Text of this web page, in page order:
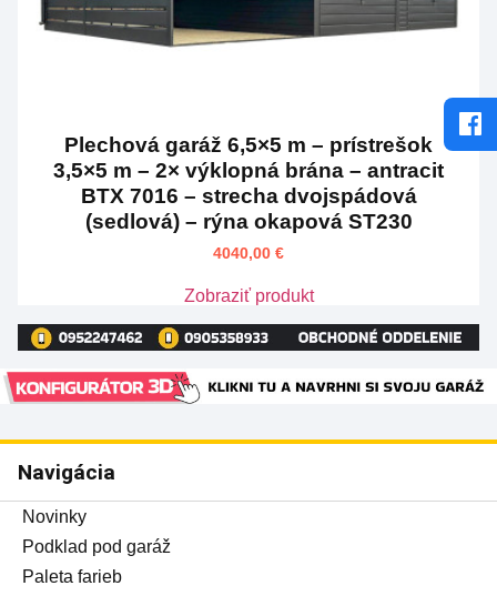
Plechová garáž 6,5×5 m – prístrešok
3,5×5 m – 2× výklopná brána – antracit
BTX 7016 – strecha dvojspádová
(sedlová) – rýna okapová ST230
4040,00 €
Zobraziť produkt
Navigácia
Novinky
Podklad pod garáž
Paleta farieb